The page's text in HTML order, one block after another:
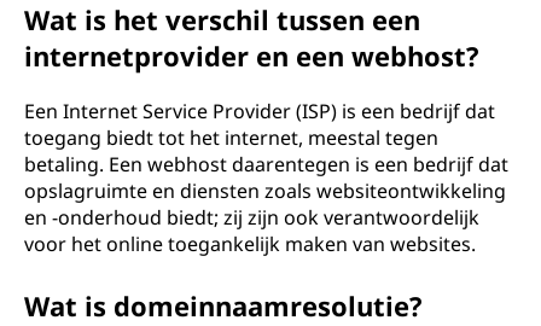
Wat is het verschil tussen een
internetprovider en een webhost?
Een Internet Service Provider (ISP) is een bedrijf dat
toegang biedt tot het internet, meestal tegen
betaling. Een webhost daarentegen is een bedrijf dat
opslagruimte en diensten zoals websiteontwikkeling
en -onderhoud biedt; zij zijn ook verantwoordelijk
voor het online toegankelijk maken van websites.
Wat is domeinnaamresolutie?